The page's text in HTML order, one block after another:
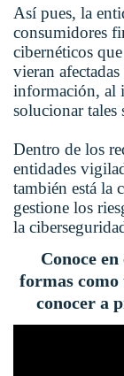
Así pues, la
consumidores
cibernéticos
vieran
información, al
solucionar tales
Dentro de los
entidades
también está la
gestione los
la
Conoce
formas como
conocer a